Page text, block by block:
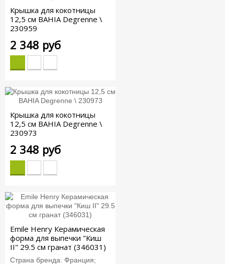
Крышка для кокотницы
12,5 см BAHIA Degrenne \
230959
2 348 руб
Крышка для кокотницы
12,5 см BAHIA Degrenne \
230973
2 348 руб
Emile Henry Керамическая
форма для выпечки "Киш
II" 29.5 см гранат (346031)
Страна бренда: Франция;